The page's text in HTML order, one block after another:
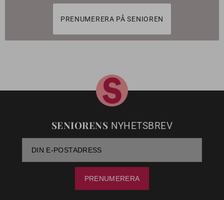
PRENUMERERA PÅ SENIOREN
SENIORENS NYHETSBREV